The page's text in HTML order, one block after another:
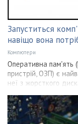
Запуститься
навіщо вона
Компютери
Оперативна пам'ять
пристрій, ОЗП) є
неї з жорсткого